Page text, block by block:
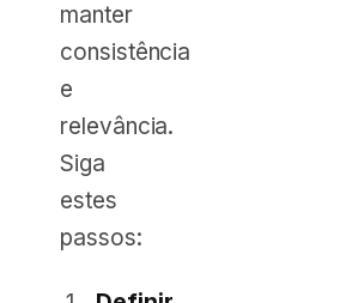
manter
consistência
e
relevância.
Siga
estes
passos: